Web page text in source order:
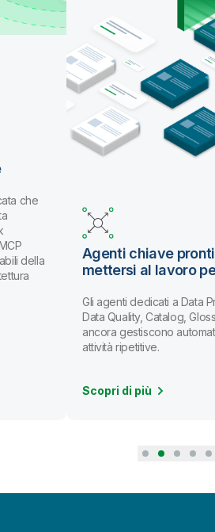
che
della
Agenti chiave
mettersi al lavoro
Gli agenti dedicati a Data
Data Quality, Catalog,
ancora gestiscono
attività ripetitive.
Scopri di più